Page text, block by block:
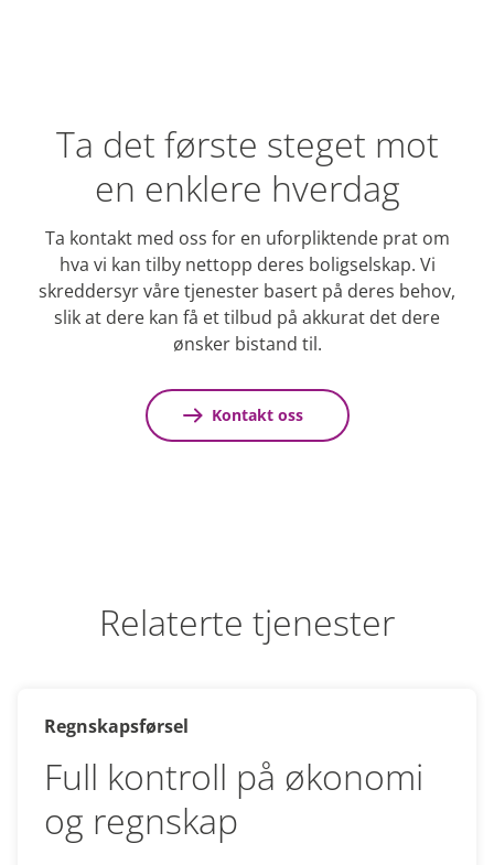
Ta det første steget mot
en enklere hverdag
Ta kontakt med oss for en uforpliktende prat om
hva vi kan tilby nettopp deres boligselskap. Vi
skreddersyr våre tjenester basert på deres behov,
slik at dere kan få et tilbud på akkurat det dere
ønsker bistand til.
Kontakt oss
Relaterte tjenester
Regnskapsførsel
Full kontroll på økonomi
og regnskap